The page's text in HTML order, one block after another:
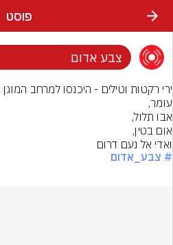
פוסט
צבע אדום
ואדי אל נעם דרום
# צבע_אדום